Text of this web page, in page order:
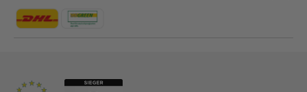
Zahlungsmethoden
Zahlungsmethoden